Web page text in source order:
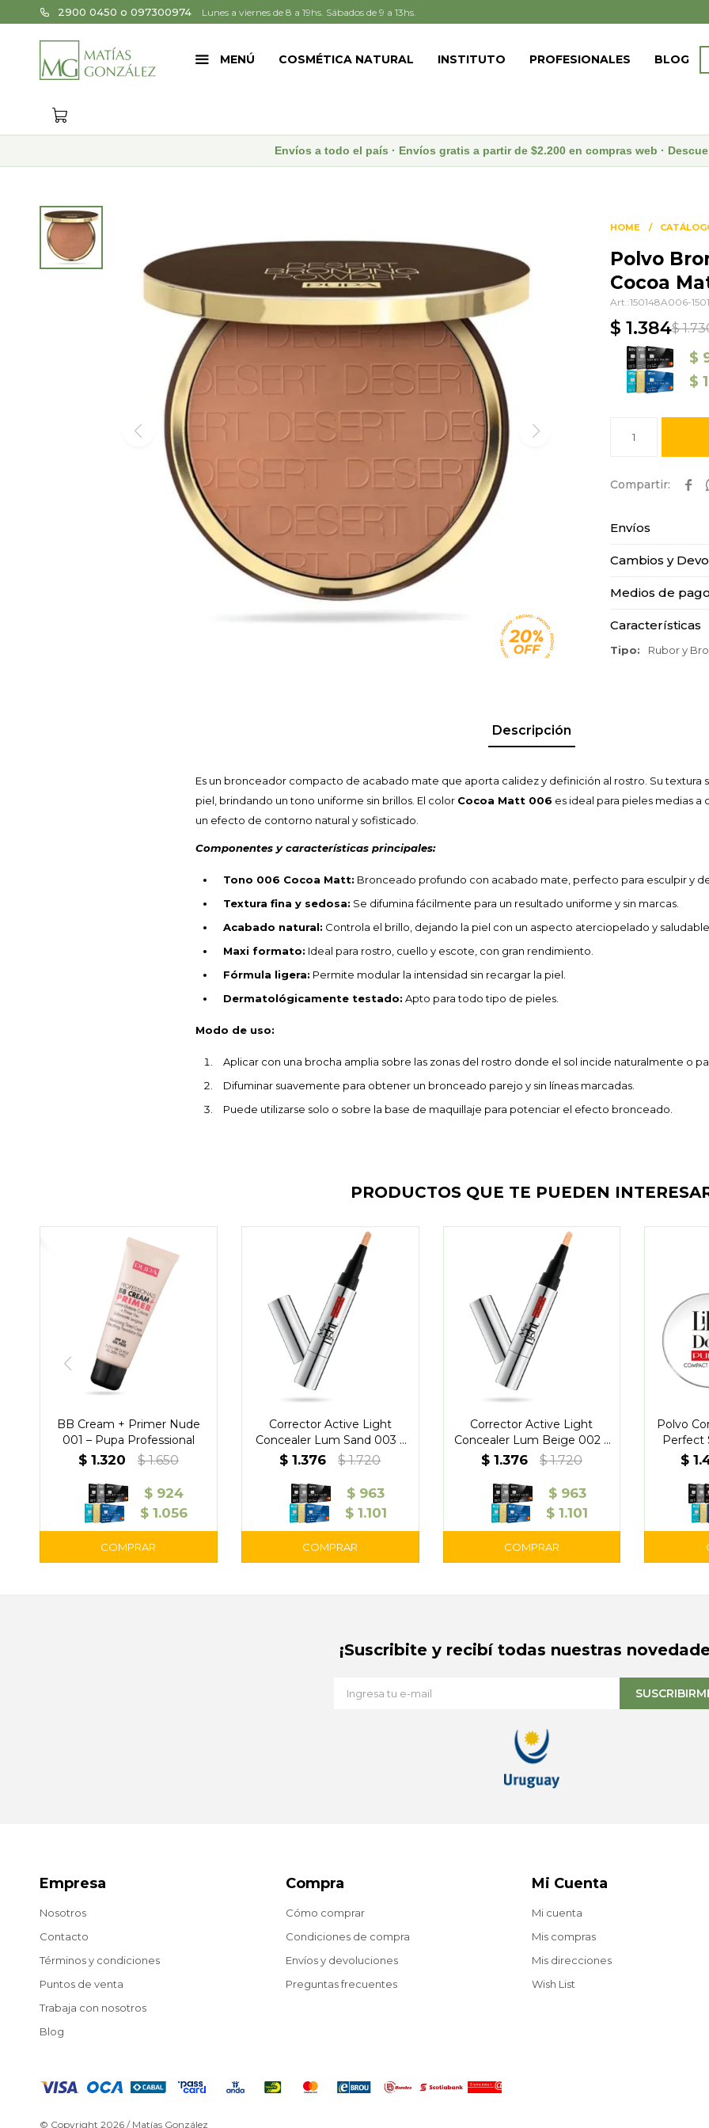
MENÚ COSMÉTICA NATURAL INSTITUTO PROFESIONALES BLOG
2900 0450 o 097300974 Lunes a viernes de 8 a 19hs. Sábados de 9 a 13hs.
Envíos a todo el país · Envíos gratis a partir de $2.200 en compras web ·
HOME
Polvo
Cocoa
150148A006-
$ 1.384$
$
$
1

Envíos
Cambios y
Medios de
Características
Tipo Rubor y
Descripción
Es un bronceador compacto de acabado mate que aporta calidez y definición al rostro. Su textura
piel, brindando un tono uniforme sin brillos. El color Cocoa Matt 006 es ideal para pieles medias a
un efecto de contorno natural y sofisticado.
Componentes y características principales:
Tono 006 Cocoa Matt: Bronceado profundo con acabado mate, perfecto para esculpir y
Textura fina y sedosa: Se difumina fácilmente para un resultado uniforme y sin marcas.
Acabado natural: Controla el brillo, dejando la piel con un aspecto aterciopelado y
Maxi formato: Ideal para rostro, cuello y escote, con gran rendimiento.
Fórmula ligera: Permite modular la intensidad sin recargar la piel.
Dermatológicamente testado: Apto para todo tipo de pieles.
Modo de uso:
Aplicar con una brocha amplia sobre las zonas del rostro donde el sol incide naturalmente o
Difuminar suavemente para obtener un bronceado parejo y sin líneas marcadas.
Puede utilizarse solo o sobre la base de maquillaje para potenciar el efecto bronceado.
PRODUCTOS QUE TE PUEDEN
BB Cream + Primer Nude
001 – Pupa Professional
$ 1.320 $ 1.650
$ 924
$ 1.056
Corrector Active Light
Concealer Lum Sand 003 –
Pupa
$ 1.376 $ 1.720
$ 963
$ 1.101
Corrector Active Light
Concealer Lum Beige 002 –
Pupa
$ 1.376 $ 1.720
$ 963
$ 1.101
Polvo
Perfect
$
Empresa
Nosotros
Contacto
Términos y condiciones
Puntos de venta
Trabaja con nosotros
Blog
Compra
Cómo comprar
Condiciones de compra
Envíos y devoluciones
Preguntas frecuentes
Mi Cuenta
Mi cuenta
Mis compras
Mis direcciones
Wish List
¡Suscribite y recibí todas nuestras
© Copyright 2026 / Matías González